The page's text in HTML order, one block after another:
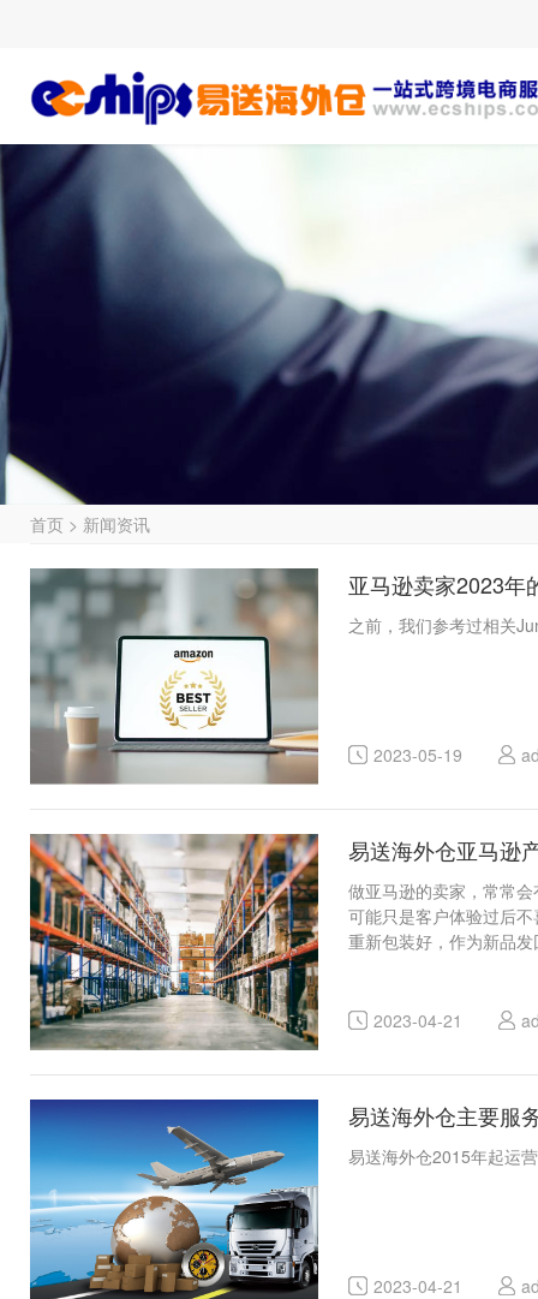
首页 > 新闻资讯
亚马逊卖家2023年
之前，我们参考过相关
2023-05-19
易送海外仓亚马逊
做亚马逊的卖家，常常
可能只是客户体验过后
重新包装好，作为新品
2023-04-21
易送海外仓主要服
易送海外仓2015年起运
2023-04-21